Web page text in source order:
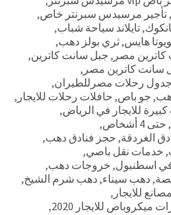
,تأجير مرسيدس سبرنتر خاص,
,تايلاند سياحة شباب,
هايس,ثري بولز دهب,
كاترين مصر , جبل سانت كاترين,
سانت كاترين مصر ,
جدول رحلات مصرللطيران,
, جو باص, حافلات رحلات للايجار ,
للايجار في الرياض,
, حتى 4 أشخاص
,
الغردقة, حجز فنادق دهب,
, خدمات نقل باصي,
اسطنبول, خروجات دهب,
,دهب سيناء,دهب شرم الشيخ,
للايجار ,
ميكروباص للايجار 2020
,